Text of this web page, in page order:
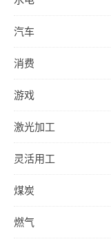
汽车
消费
游戏
激光加工
灵活用工
煤炭
燃气